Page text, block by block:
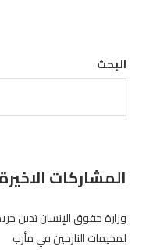
البحث
المشاركات الاخيرة
وزارة حقوق الإنسان تدين
لمخيمات النازحين في مأرب